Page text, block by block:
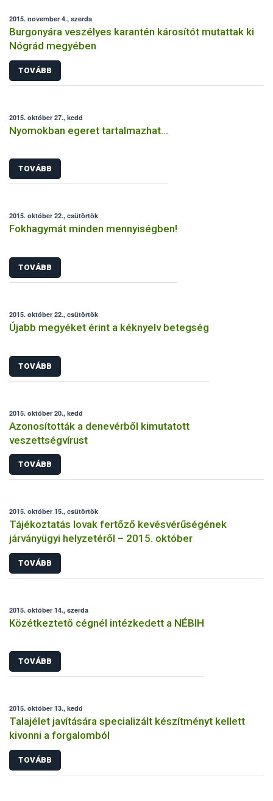
2015. november 4., szerda
Burgonyára veszélyes karantén károsítót mutattak ki
Nógrád megyében
TOVÁBB
2015. október 27., kedd
Nyomokban egeret tartalmazhat…
TOVÁBB
2015. október 22., csütörtök
Fokhagymát minden mennyiségben!
TOVÁBB
2015. október 22., csütörtök
Újabb megyéket érint a kéknyelv betegség
TOVÁBB
2015. október 20., kedd
Azonosították a denevérből kimutatott
veszettségvírust
TOVÁBB
2015. október 15., csütörtök
Tájékoztatás lovak fertőző kevésvérűségének
járványügyi helyzetéről – 2015. október
TOVÁBB
2015. október 14., szerda
Közétkeztető cégnél intézkedett a NÉBIH
TOVÁBB
2015. október 13., kedd
Talajélet javítására specializált készítményt kellett
kivonni a forgalomból
TOVÁBB